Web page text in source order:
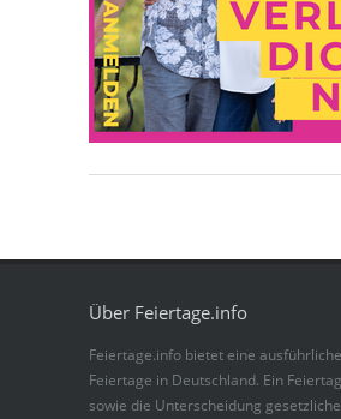
Über Feiertage.info
Feiertage.info bietet eine
Feiertage in Deutschland. Ein
sowie die Unterscheidung